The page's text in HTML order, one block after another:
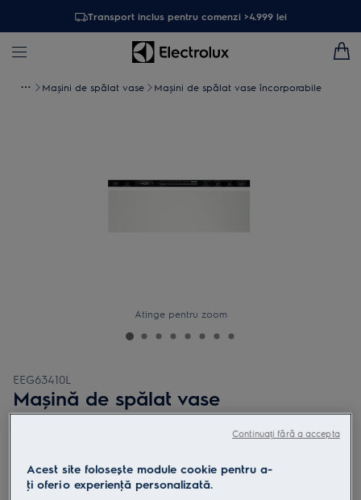
Transport inclus pentru comenzi >4.999 lei
Maşini de spălat vase Mașini de spălat vase încorporabile
Atinge pentru zoom
EEG63410L
Mașină de spălat vase
încorporabilă slim GlassCare 45 cm
10 seturi Inverter BLDC clasă C
Acest site folosește module cookie pentru a-
ţi oferi o experienţă personalizată.
Continuați fără a accepta